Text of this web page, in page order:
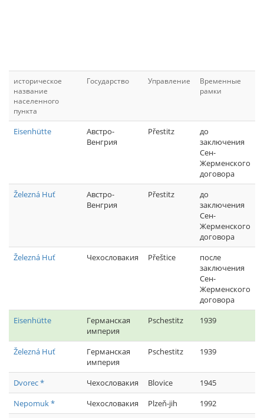
историческое
название
населенного
пункта
Государство Управление
Временные
рамки
Eisenhütte
Австро-
Венгрия
Přestitz
до
заключения
Сен-
Жерменского
договора
Železná Huť
Австро-
Венгрия
Přestitz
до
заключения
Сен-
Жерменского
договора
Železná Huť
Чехословакия Přeštice
после
заключения
Сен-
Жерменского
договора
Eisenhütte
Германская
империя
Pschestitz 1939
Železná Huť
Германская
империя
Pschestitz 1939
Dvorec * Чехословакия Blovice
1945
Nepomuk *
Чехословакия Plzeň-jih
1992